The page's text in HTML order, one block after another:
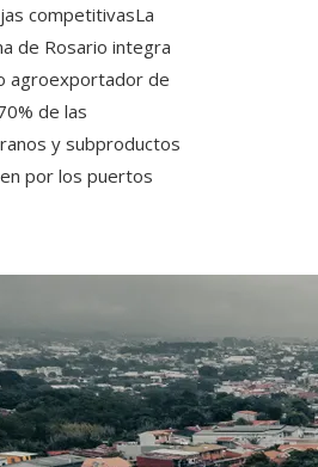
competitivasLa
de Rosario integra
agroexportador de
de las
y subproductos
por los puertos